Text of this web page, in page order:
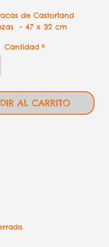
oferta
de Castorland
- 47 x 32 cm
Cantidad *
AL CARRITO